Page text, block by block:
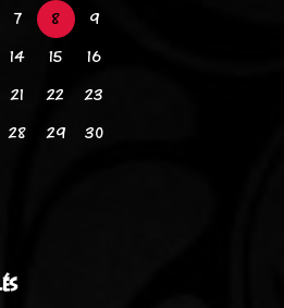
7 8
9
14 15
16
21 22
23
28 29
30